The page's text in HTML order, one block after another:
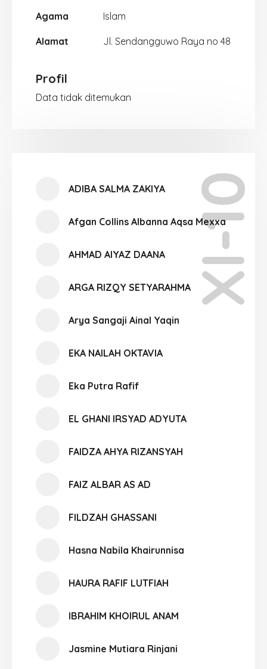
Agama Islam
Alamat Jl. Sendangguwo Raya no 48
Profil
Data tidak ditemukan
XI-10
ADIBA SALMA ZAKIYA
Afgan Collins Albanna Aqsa Mexxa
AHMAD AIYAZ DAANA
ARGA RIZQY SETYARAHMA
Arya Sangaji Ainal Yaqin
EKA NAILAH OKTAVIA
Eka Putra Rafif
EL GHANI IRSYAD ADYUTA
FAIDZA AHYA RIZANSYAH
FAIZ ALBAR AS AD
FILDZAH GHASSANI
Hasna Nabila Khairunnisa
HAURA RAFIF LUTFIAH
IBRAHIM KHOIRUL ANAM
Jasmine Mutiara Rinjani